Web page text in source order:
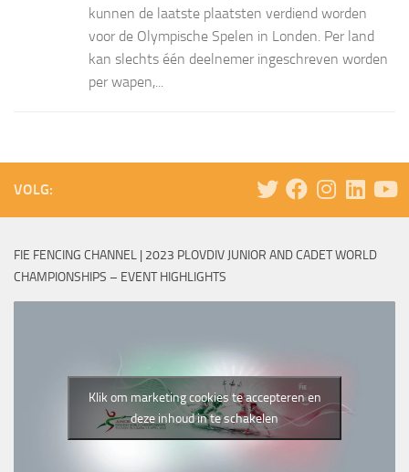
kunnen de laatste plaatsten verdiend worden
voor de Olympische Spelen in Londen. Per land
kan slechts één deelnemer ingeschreven worden
per wapen,...
VOLG:
FIE FENCING CHANNEL | 2023 PLOVDIV JUNIOR AND CADET WORLD
CHAMPIONSHIPS – EVENT HIGHLIGHTS
Klik om marketing cookies te accepteren en
deze inhoud in te schakelen